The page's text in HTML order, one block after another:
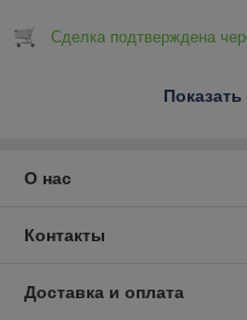
Сделка подтверждена
О нас
Контакты
Доставка и оплата